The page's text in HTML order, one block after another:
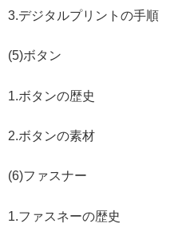
3.デジタルプリントの手順
(5)ボタン
1.ボタンの歴史
2.ボタンの素材
(6)ファスナー
1.ファスネーの歴史